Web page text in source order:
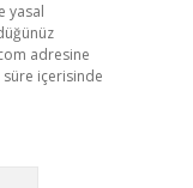
yasal
adresine
içerisinde